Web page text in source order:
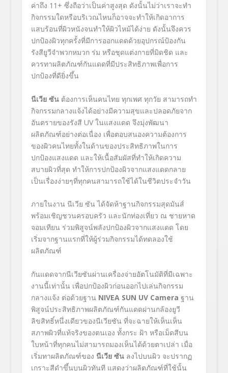
ค่าถึง 11+ ซึ่งถือว่าเป็นค่าสูงสุด ดังนั้นไม่ว่าเราจะทำ
กิจกรรมใดหรือบริเวณไหนก็อาจจะทำให้เกิดอาการ
แสบร้อนที่ผิวหนังจนทำให้ผิวไหม้ได้ง่าย ดังนั้นจึงควร
ปกป้องผิวทุกครั้งที่มีการออกแดดด้วยอุปกรณ์ป้องกัน
รังสียูวีจำพวกหมวก ร่ม หรือชุดแต่งกายที่มิดชิด และ
ควรทาผลิตภัณฑ์กันแดดที่มีประสิทธิภาพเพื่อการ
ปกป้องที่ดียิ่งขึ้น
นีเวีย ซัน ต้องการเห็นคนไทย ทุกเพศ ทุกวัย สามารถทำ
กิจกรรมกลางแจ้งได้อย่างมีความสุขและปลอดภัยจาก
อันตรายของรังสี UV ในแสงแดด จึงมุ่งพัฒนา
ผลิตภัณฑ์อย่างต่อเนื่อง เพื่อตอบสนองความต้องการ
ของผิวคนไทยทั้งในด้านของประสิทธิภาพในการ
ปกป้องแสงแดด และให้เนื้อสัมผัสที่ทำให้เกิดความ
สบายผิวที่สุด ทำให้การปกป้องผิวจากแสงแดดกลาย
เป็นเรื่องง่ายๆที่ทุกคนสามารถใช้ได้ในชีวิตประจำวัน
ภายในงาน นีเวีย ซัน ได้จัดห้าฐานกิจกรรมสุดมันส์
พร้อมเชิญชวนครอบครัว และนักท่องเที่ยว ณ ชายหาด
จอมเทียน ร่วมพิสูจน์พลังปกป้องผิวจากแสงแดด โดย
เริ่มจากฐานแรกที่ให้ผู้ร่วมกิจกรรมได้ทดลองใช้
ผลิตภัณฑ์
กันแดดจากนีเวียซันผ่านเครื่องจ่ายอัตโนมัติที่มีเฉพาะ
งานนี้เท่านั้น เพื่อปกป้องผิวก่อนออกไปเล่นกิจกรรม
กลางแจ้ง ต่อด้วยฐาน NIVEA SUN UV Camera ฐาน
พิสูจน์ประสิทธิภาพผลิตภัณฑ์กันแดดผ่านกล้องยูวี
ลิขสิทธิ์หนึ่งเดียวของนีเวียซัน ที่จะฉายให้เห็นเห็น
สภาพผิวที่แท้จริงของตนเอง ทั้งกระ ฝ้า หรือเม็ดสีบน
ใบหน้าที่ทุกคนไม่สามารถมองเห็นได้ด้วยตาเปล่า เมื่อ
เริ่มทาผลิตภัณฑ์ของ นีเวีย ซัน ลงไปบนผิว จะปรากฏ
เกราะสีดำขึ้นบนผิวทันที แสดงว่าผลิตภัณฑ์ที่ใช้นั้น